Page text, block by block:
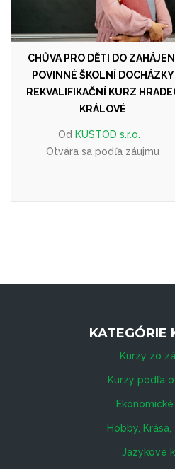
CHŮVA PRO DĚTI DO
POVINNÉ ŠKOLNÍ DOCHÁZKY
REKVALIFIKAČNÍ KURZ
KRÁLOVÉ
Od KUSTOD s.r.o.
Otvára sa podľa záujmu
KATEGÓRIE
Kurzy zo
Kurzy podľa
Hobby,
Jazykové